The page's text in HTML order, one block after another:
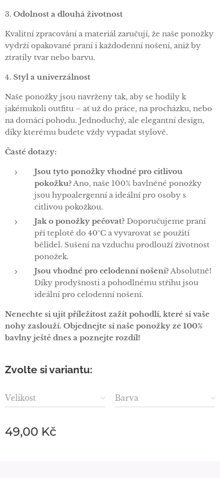
3. Odolnost a dlouhá životnost
Kvalitní zpracování a materiál zaručují, že naše ponožky
vydrží opakované praní i každodenní nošení, aniž by
ztratily tvar nebo barvu.
4. Styl a univerzálnost
Naše ponožky jsou navrženy tak, aby se hodily k
jakémukoli outfitu – ať už do práce, na procházku, nebo
na domácí pohodu. Jednoduchý, ale elegantní design,
díky kterému budete vždy vypadat stylově.
Časté dotazy:
Jsou tyto ponožky vhodné pro citlivou
pokožku?Ano, naše 100% bavlněné ponožky
jsou hypoalergenní a ideální pro osoby s
citlivou pokožkou.
Jak o ponožky pečovat? Doporučujeme praní
při teplotě do 40°C a vyvarovat se použití
bělidel. Sušení na vzduchu prodlouží životnost
ponožek.
Jsou vhodné pro celodenní nošení?Absolutně!
Díky prodyšnosti a pohodlnému střihu jsou
ideální pro celodenní nošení.
Nenechte si ujít příležitost zažít pohodlí, které si vaše
nohy zaslouží. Objednejte si naše ponožky ze 100%
bavlny ještě dnes a poznejte rozdíl!
Zvolte si variantu:
Velikost Barva
49,00 Kč